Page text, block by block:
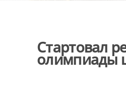
Стартовал
олимпиады